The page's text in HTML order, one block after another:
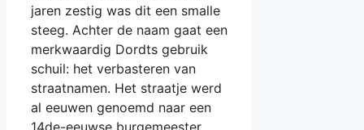
jaren zestig was dit een smalle
steeg. Achter de naam gaat een
merkwaardig Dordts gebruik
schuil: het verbasteren van
straatnamen. Het straatje werd
al eeuwen genoemd naar een
14de-eeuwse burgemeester